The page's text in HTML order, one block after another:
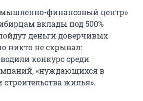
финансовый центр»
вклады под 500%
деньги доверчивых
никто не скрывал:
конкурс среди
«нуждающихся в
жилья».